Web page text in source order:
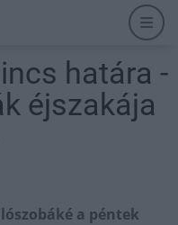
határa -
éjszakája
a péntek